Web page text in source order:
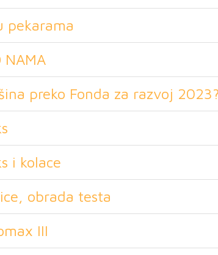
pekarama
NAMA
preko Fonda za razvoj
i kolace
obrada testa
III